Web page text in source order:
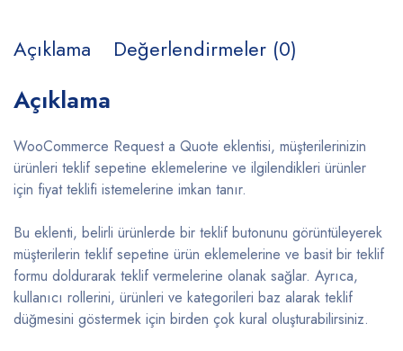
Açıklama Değerlendirmeler (0)
Açıklama
WooCommerce Request a Quote eklentisi, müşterilerinizin
ürünleri teklif sepetine eklemelerine ve ilgilendikleri ürünler
için fiyat teklifi istemelerine imkan tanır.
Bu eklenti, belirli ürünlerde bir teklif butonunu görüntüleyerek
müşterilerin teklif sepetine ürün eklemelerine ve basit bir teklif
formu doldurarak teklif vermelerine olanak sağlar. Ayrıca,
kullanıcı rollerini, ürünleri ve kategorileri baz alarak teklif
düğmesini göstermek için birden çok kural oluşturabilirsiniz.